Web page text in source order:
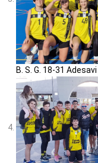
B. S. G. 18-31 Adesavi